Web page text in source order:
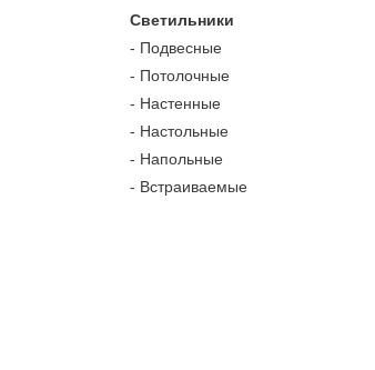
Светильники
- Подвесные
- Потолочные
- Настенные
- Настольные
- Напольные
- Встраиваемые